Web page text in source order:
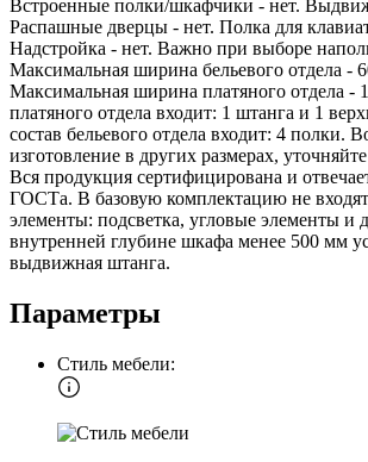
Встроенные полки/шкафчики - нет.
Распашные дверцы - нет. Полка для
Надстройка - нет. Важно при выборе
Максимальная ширина бельевого отдела -
Максимальная ширина платяного отдела -
платяного отдела входит: 1 штанга и 1
состав бельевого отдела входит: 4 полки.
изготовление в других размерах,
Вся продукция сертифицирована и
ГОСТа. В базовую комплектацию не
элементы: подсветка, угловые элементы и
внутренней глубине шкафа менее 500 мм
выдвижная штанга.
Параметры
Стиль мебели: